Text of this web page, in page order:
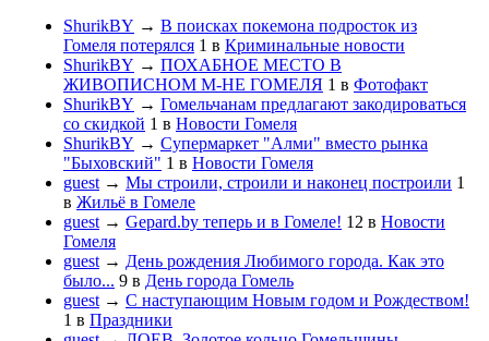
ShurikBY → В поисках покемона подросток из
Гомеля потерялся 1 в Криминальные новости
ShurikBY → ПОХАБНОЕ МЕСТО В
ЖИВОПИСНОМ М-НЕ ГОМЕЛЯ 1 в Фотофакт
ShurikBY → Гомельчанам предлагают закодироваться
со скидкой 1 в Новости Гомеля
ShurikBY → Супермаркет "Алми" вместо рынка
"Быховский" 1 в Новости Гомеля
guest → Мы строили, строили и наконец построили 1
в Жильё в Гомеле
guest → Gepard.by теперь и в Гомеле! 12 в Новости
Гомеля
guest → День рождения Любимого города. Как это
было... 9 в День города Гомель
guest → С наступающим Новым годом и Рождеством!
1 в Праздники